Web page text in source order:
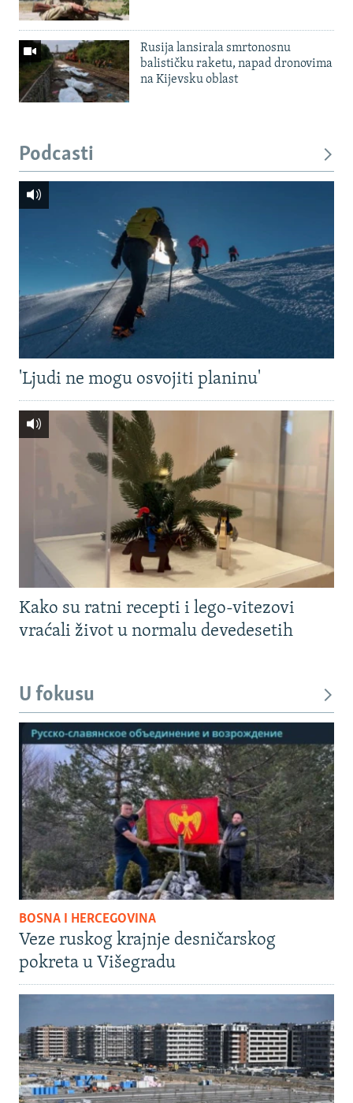
Rusija lansirala smrtonosnu
balističku raketu, napad dronovima
na Kijevsku oblast
Podcasti
'Ljudi ne mogu osvojiti planinu'
Kako su ratni recepti i lego-vitezovi
vraćali život u normalu devedesetih
U fokusu
BOSNA I HERCEGOVINA
Veze ruskog krajnje desničarskog
pokreta u Višegradu